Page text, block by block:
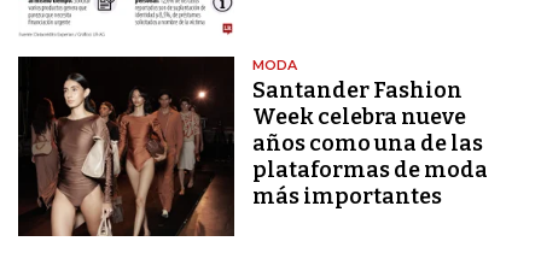
MODA
Santander Fashion
Week celebra nueve
años como una de las
plataformas de moda
más importantes